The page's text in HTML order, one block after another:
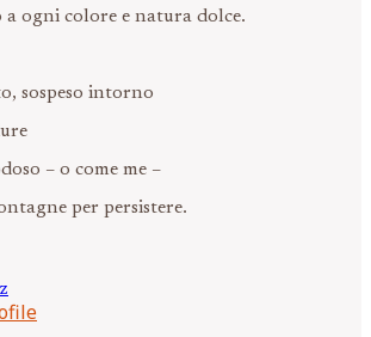
ogni colore e natura dolce.
sospeso intorno
– o come me –
per persistere.